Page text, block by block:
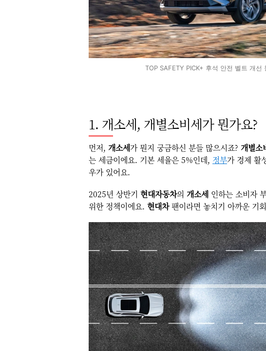
TOP SAFETY PICK+ 후석 안전 벨트 개선
1. 개소세, 개별소비세가 뭔가요?
먼저, 개소세가 뭔지 궁금하신 분들 많으시죠? 개별소
는 세금이에요. 기본 세율은 5%인데, 정부가 경제 활
우가 있어요.
2025년 상반기 현대자동차의 개소세 인하는 소비자
위한 정책이에요. 현대차팬이라면 놓치기 아까운 기